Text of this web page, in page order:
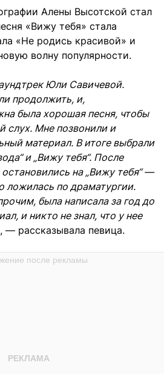
Алены Высотской стал
«Вижу тебя» стала
«Не родись красивой» и
волну популярности.
Юли Савичевой.
продолжить, и,
была хорошая песня, чтобы
слух. Мне позвонили и
материал. В итоге выбрали
и „Вижу тебя“. После
на „Вижу тебя“ —
ложилась по драматургии.
была написала за год до
и никто не знал, что у нее
, — рассказывала певица.